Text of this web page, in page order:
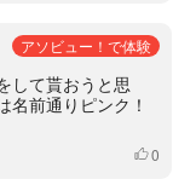
アソビュー！で体験
して貰おうと思
名前通りピンク！
いいね
0